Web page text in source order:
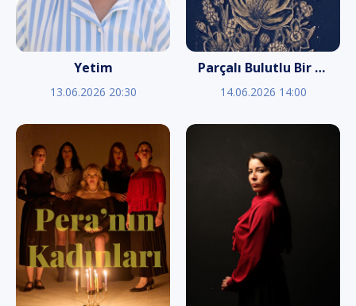
Yetim
13.06.2026 20:30
Parçalı Bulutlu Bir Pazar Senfonisi
14.06.2026 14:00